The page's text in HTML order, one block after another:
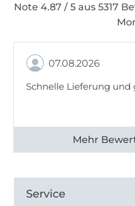
Note 4.87 / 5 aus 5317
07.08.2026
Schnelle Lieferung
Alle 82990
Service